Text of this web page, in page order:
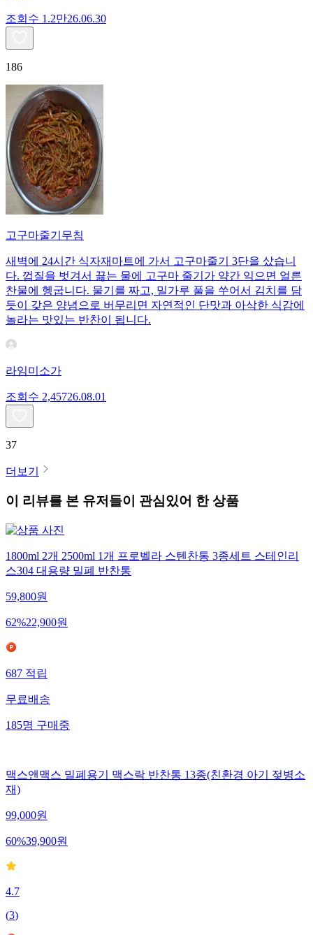
조회수 1.2만26.06.30
186
고구마줄기무침
새벽에 24시간 식자재마트에 가서 고구마줄기 3단을 샀습니
다. 껍질을 벗겨서 끓는 물에 고구마 줄기가 약간 익으면 얼른
찬물에 헹굽니다. 물기를 짜고, 밀가루 풀을 쑤어서 김치를 담
듯이 갖은 양념으로 버무리면 자연적인 단맛과 아삭한 식감에
놀라는 맛있는 반찬이 됩니다.
라임미소가
조회수 2,45726.08.01
37
더보기
이 리뷰를 본 유저들이 관심있어 한 상품
1800ml 2개 2500ml 1개 프로벨라 스텐찬통 3종세트 스테인리
스304 대용량 밀폐 반찬통
59,800원
62%22,900원
687 적립
무료배송
185명 구매중
맥스앤맥스 밀폐용기 맥스락 반찬통 13종(친환경 아기 젖병소
재)
99,000원
60%39,900원
4.7
(3)